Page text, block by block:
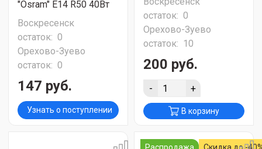
"Osram" Е14 R50 40Вт
Воскресенск
остаток: 0
Орехово-Зуево
остаток: 0
147 руб.
Узнать о поступлении
остаток: 0
Орехово-Зуево
остаток: 10
200 руб.
- +
В корзину